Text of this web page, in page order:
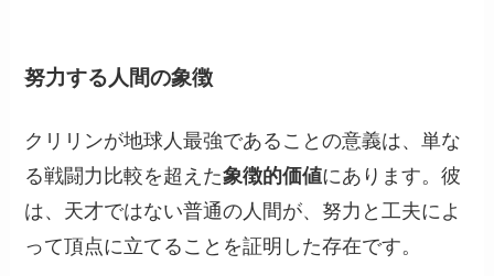
努力する人間の象徴
クリリンが地球人最強であることの意義は、単な
る戦闘力比較を超えた象徴的価値にあります。彼
は、天才ではない普通の人間が、努力と工夫によ
って頂点に立てることを証明した存在です。